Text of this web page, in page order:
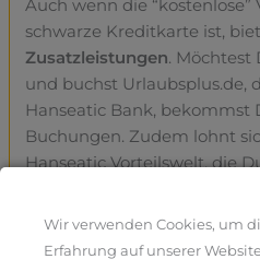
Auch wenn die “kostenlose”
schwarze Kreditkarte ist,
Zusatzleistungen. Möchtest
und buchst Urlaubsplus.de,
Hanseatic Bank, bekommst
Buchungen. Zudem lohnt
Hanseatic Vorteilswelt, die
bei viele Online Shops wie
AboutYou, Adidas oder
Wir verwenden Cookies, um
Erfahrung auf unserer